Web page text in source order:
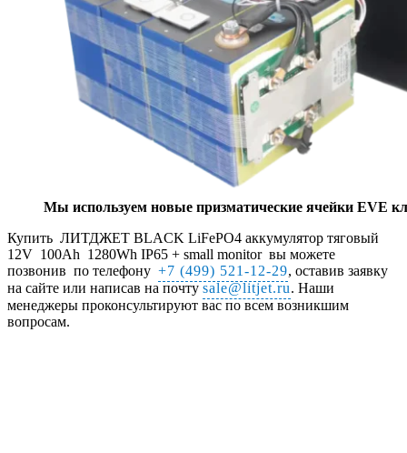
Мы используем новые призматические ячейки EVE
Купить ЛИТДЖЕТ BLACK LiFePO4 аккумулятор тяговый
12V 100Ah 1280Wh IP65 + small monitor вы можете
позвонив по телефону +7 (499) 521-12-29, оставив заявку
на сайте или написав на почту sale@litjet.ru. Наши
менеджеры проконсультируют вас по всем возникшим
вопросам.